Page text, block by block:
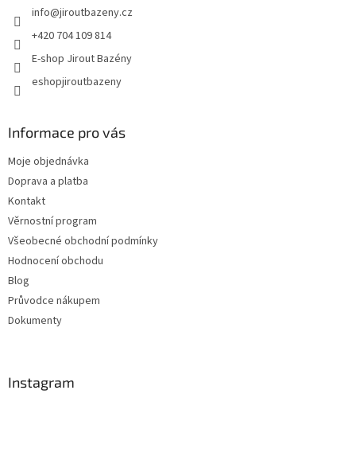
info@jiroutbazeny.cz
+420 704 109 814
E-shop Jirout Bazény
eshopjiroutbazeny
Informace pro vás
Moje objednávka
Doprava a platba
Kontakt
Věrnostní program
Všeobecné obchodní podmínky
Hodnocení obchodu
Blog
Průvodce nákupem
Dokumenty
Instagram